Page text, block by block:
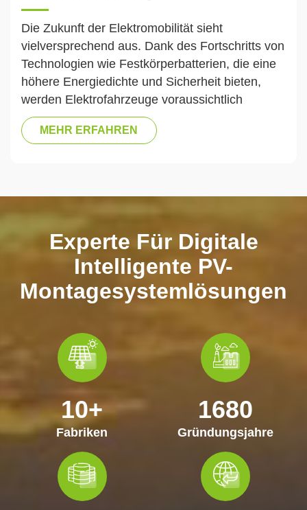
Die Zukunft der Elektromobilität sieht
vielversprechend aus. Dank des Fortschritts von
Technologien wie Festkörperbatterien, die eine
höhere Energiedichte und Sicherheit bieten,
werden Elektrofahrzeuge voraussichtlich
größere Reichweiten und kürzere Ladezeiten
erreichen. Die Integration von
außerdem zu einem wichtigen Bestandteil
intelligenter Verkehrssysteme und verändern so
die urbane Mobilität. Zusammenfassend lässt
sich sagen, dass Elektrofahrzeuge nicht nur
entscheidender Beitrag zu den globalen
Bemühungen um Klimaneutralität und eine
nachhaltige Zukunft sind. Mit dem
fortschreitenden technologischen Fortschritt und
der Optimierung der Wertschöpfungskette
werden Elektrofahrzeuge im globalen
Automobilmarkt sicherlich eine immer wichtigere
Rolle einnehmen.
MEHR ERFAHREN
Experte Für Digitale
Intelligente PV-
Montagesystemlösungen
10+
Fabriken
1680
Gründungsjahre